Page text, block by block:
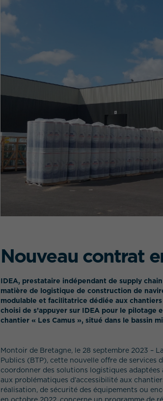
Nouveau contrat
IDEA, prestataire indépendant de supply
matière de logistique de construction de
modulable et facilitatrice dédiée aux chantiers
choisi de s’appuyer sur IDEA pour le pilotage
chantier « Les Camus », situé dans le bassin
Montoir de Bretagne, le 28 septembre 2023 –
Publics (BTP), cette nouvelle offre de services
coordonner des solutions logistiques adaptées
aux problématiques d’accessibilité aux
réalisation, de sécurité des équipements ou